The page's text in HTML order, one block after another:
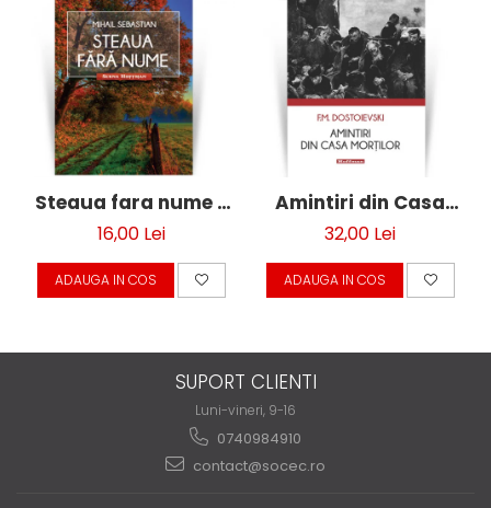
Steaua fara nume -
Mihail Sebastian
16,00 Lei
ADAUGA IN COS
Amintiri din Casa
mortilor - F. M.
Dostoievski
32,00 Lei
ADAUGA IN COS
SUPORT CLIENTI
Luni-vineri, 9-16
0740984910
contact@socec.ro